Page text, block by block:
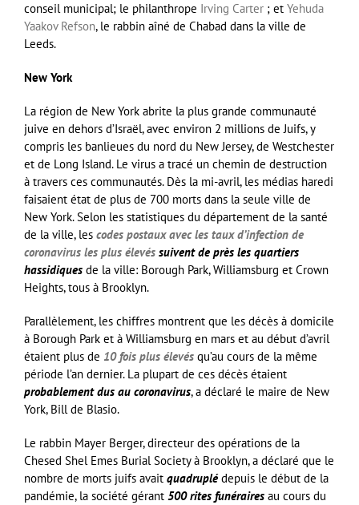
conseil municipal; le philanthrope Irving Carter ; et Yehuda
Yaakov Refson, le rabbin aîné de Chabad dans la ville de
Leeds.
New York
La région de New York abrite la plus grande communauté
juive en dehors d’Israël, avec environ 2 millions de Juifs, y
compris les banlieues du nord du New Jersey, de Westchester
et de Long Island. Le virus a tracé un chemin de destruction
à travers ces communautés. Dès la mi-avril, les médias haredi
faisaient état de plus de 700 morts dans la seule ville de
New York. Selon les statistiques du département de la santé
de la ville, les codes postaux avec les taux d’infection de
coronavirus les plus élevés suivent de près les quartiers
hassidiques de la ville: Borough Park, Williamsburg et Crown
Heights, tous à Brooklyn.
Parallèlement, les chiffres montrent que les décès à domicile
à Borough Park et à Williamsburg en mars et au début d’avril
étaient plus de 10 fois plus élevés qu’au cours de la même
période l’an dernier. La plupart de ces décès étaient
probablement dus au coronavirus, a déclaré le maire de New
York, Bill de Blasio.
Le rabbin Mayer Berger, directeur des opérations de la
Chesed Shel Emes Burial Society à Brooklyn, a déclaré que le
nombre de morts juifs avait quadruplédepuis le début de la
pandémie, la société gérant 500 rites funéraires au cours du